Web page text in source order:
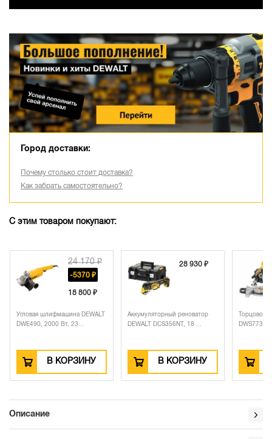
Город доставки:
Почему столько стоит доставка?
Как забрать самостоятельно?
С этим товаром покупают:
24 170 ₽
-5370 ₽
18 800 ₽
Угловая шлифмашина DEWALT
DWE490, 2000 Вт, 23...
В КОРЗИНУ
28 930 ₽
Аккумуляторный реноватор
DEWALT DCS356NT, 18 ...
В КОРЗИНУ
DWS773,
Описание